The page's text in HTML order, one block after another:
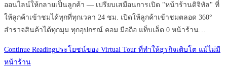
ออนไลน์ให้กลายเป็นลูกค้า — เปรียบเสมือนการเปิด "หน้าร้านดิจิทัล" ที่
ให้ลูกค้าเข้าชมได้ทุกที่ทุกเวลา 24 ชม. เปิดให้ลูกค้าเข้าชมตลอด 360°
สำรวจสินค้าได้ทุกมุม ทุกอุปกรณ์ คอม มือถือ แท็บเล็ต 0 หน้าร้าน…
Continue Readingประโยชน์ของ Virtual Tour ที่ทำให้ธุรกิจเติบโต แม้ไม่มี
หน้าร้าน